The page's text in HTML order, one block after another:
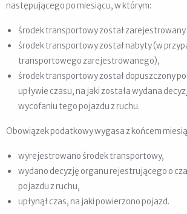
następującego po miesiącu, w którym:
środek transportowy został
środek transportowy został nabyty (w
transportowego zarejestrowanego),
środek transportowy został dopuszczony
upływie czasu, na jaki została wydana
wycofaniu tego pojazdu z ruchu.
Obowiązek podatkowy wygasa z końcem
wyrejestrowano środek transportowy,
wydano decyzję organu rejestrującego o
pojazdu z ruchu,
upłynął czas, na jaki powierzono pojazd.